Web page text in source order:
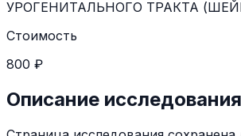
УРОГЕНИТАЛЬНОГО ТРАКТА
Стоимость
800 ₽
Описание исследования